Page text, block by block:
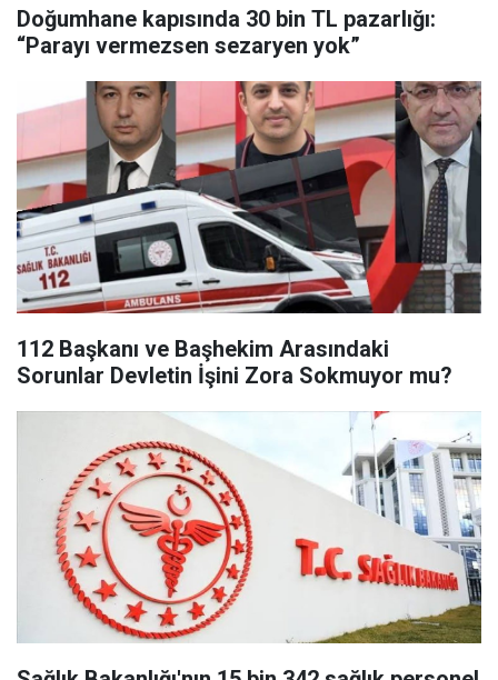
Doğumhane kapısında 30 bin TL pazarlığı:
“Parayı vermezsen sezaryen yok”
112 Başkanı ve Başhekim Arasındaki
Sorunlar Devletin İşini Zora Sokmuyor mu?